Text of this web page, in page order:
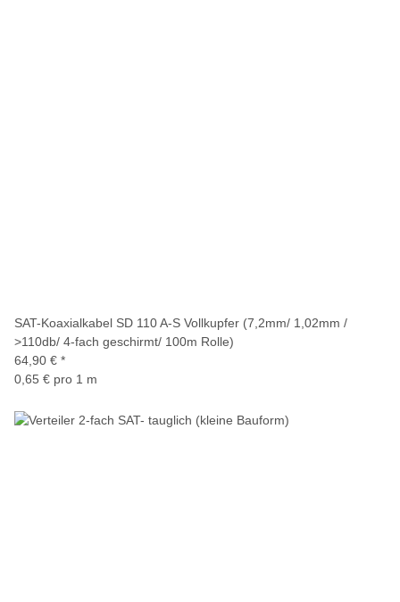
SAT-Koaxialkabel SD 110 A-S Vollkupfer (7,2mm/ 1,02mm /
>110db/ 4-fach geschirmt/ 100m Rolle)
64,90 € *
0,65 € pro 1 m